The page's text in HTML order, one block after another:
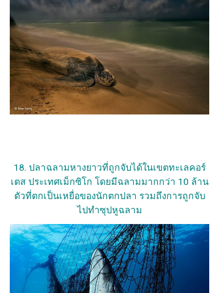
18. ปลาฉลามหางยาวที่ถูกจับได้ในเขตทะเลคอร์
เตส ประเทศเม็กซิโก โดยมีฉลามมากกว่า 10 ล้าน
ตัวที่ตกเป็นเหยื่อของนักตกปลา รวมถึงการถูกจับ
ไปทำซุปหูฉลาม